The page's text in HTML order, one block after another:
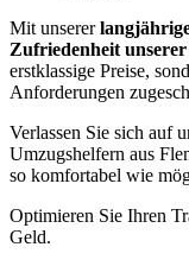
Mit unserer
Zufriedenheit
erstklassige Preise,
Anforderungen
Verlassen Sie sich auf
Umzugshelfern aus
so komfortabel wie
Optimieren Sie Ihren
Geld.